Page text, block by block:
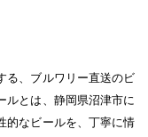
る、ブルワリー直送のビ
ルとは、静岡県沼津市に
的なビールを、丁寧に情